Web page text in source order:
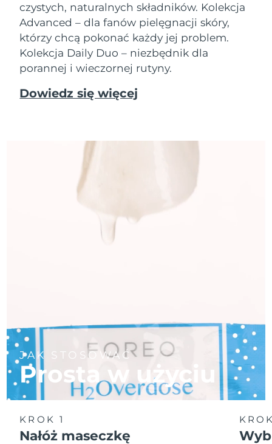
czystych, naturalnych składników. Kolekcja
Advanced – dla fanów pielęgnacji skóry,
którzy chcą pokonać każdy jej problem.
Kolekcja Daily Duo – niezbędnik dla
porannej i wieczornej rutyny.
Dowiedz się więcej
JAK STOSOWAĆ
Prosta w użyciu
KROK 1
Nałóż maseczkę